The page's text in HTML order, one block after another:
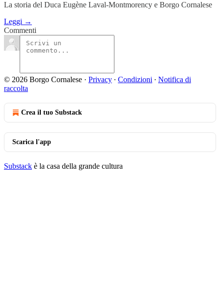
La storia del Duca Eugène Laval-Montmorency e Borgo Cornalese
Leggi →
Commenti
© 2026 Borgo Cornalese · Privacy ∙ Condizioni ∙ Notifica di
raccolta
Crea il tuo Substack
Scarica l'app
Substack è la casa della grande cultura